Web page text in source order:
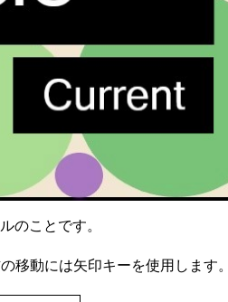
のことです。
移動には矢印キーを使用します。